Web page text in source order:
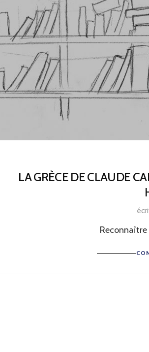
LA GRÈCE DE CLAUDE